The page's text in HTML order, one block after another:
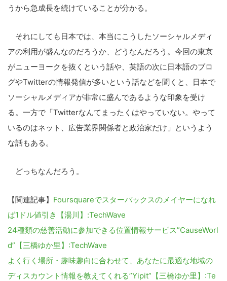
うから急成長を続けていることが分かる。
それにしても日本では、本当にこうしたソーシャルメディ
アの利用が盛んなのだろうか、どうなんだろう。今回の東京
がニューヨークを抜くという話や、英語の次に日本語のブロ
グやTwitterの情報発信が多いという話などを聞くと、日本で
ソーシャルメディアが非常に盛んであるような印象を受け
る。一方で「Twitterなんてまったくはやっていない。やって
いるのはネット、広告業界関係者と政治家だけ」というよう
な話もある。
どっちなんだろう。
【関連記事】 Foursquareでスターバックスのメイヤーになれ
ば1ドル値引き【湯川】:TechWave
24種類の慈善活動に参加できる位置情報サービス”CauseWorl
d”【三橋ゆか里】:TechWave
よく行く場所・趣味趣向に合わせて、あなたに最適な地域の
ディスカウント情報を教えてくれる”Yipit”【三橋ゆか里】:Te